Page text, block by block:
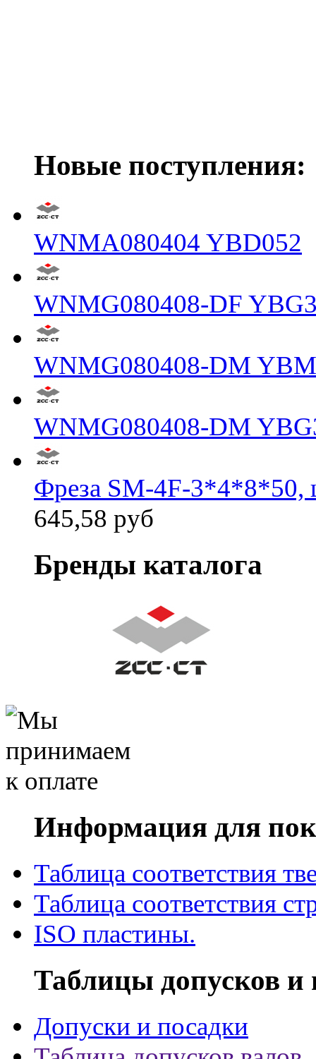
Новые поступления:
WNMA080404 YBD052
WNMG080408-DF
WNMG080408-DM
WNMG080408-DM
Фреза SM-4F-3*4*8*50,
645,58 руб
Бренды каталога
Информация для
Таблица соответствия
Таблица соответствия
ISO пластины.
Таблицы допусков и
Допуски и посадки